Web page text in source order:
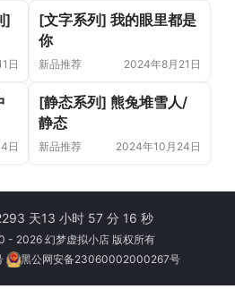
]
日
[文字系列] 我的眼里都是
你
新品推荐 2024年8月21日
日
[静态系列] 熊兔堆雪人/
静态
新品推荐 2024年10月24日
天13 小时 57 分 16 秒
2026 幻梦虚拟小店 版权所有
黑公网安备23060002000267号